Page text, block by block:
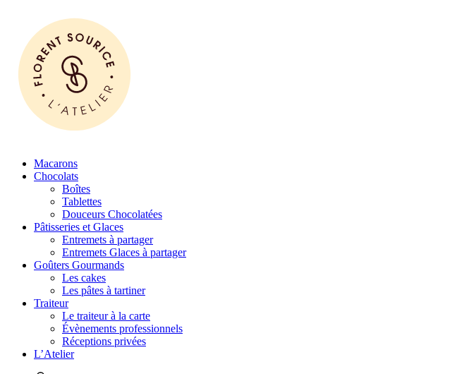
Macarons
Chocolats
Boîtes
Tablettes
Douceurs Chocolatées
Pâtisseries et Glaces
Entremets à partager
Entremets Glaces à partager
Goûters Gourmands
Les cakes
Les pâtes à tartiner
Traiteur
Le traiteur à la carte
Évènements professionnels
Réceptions privées
L’Atelier